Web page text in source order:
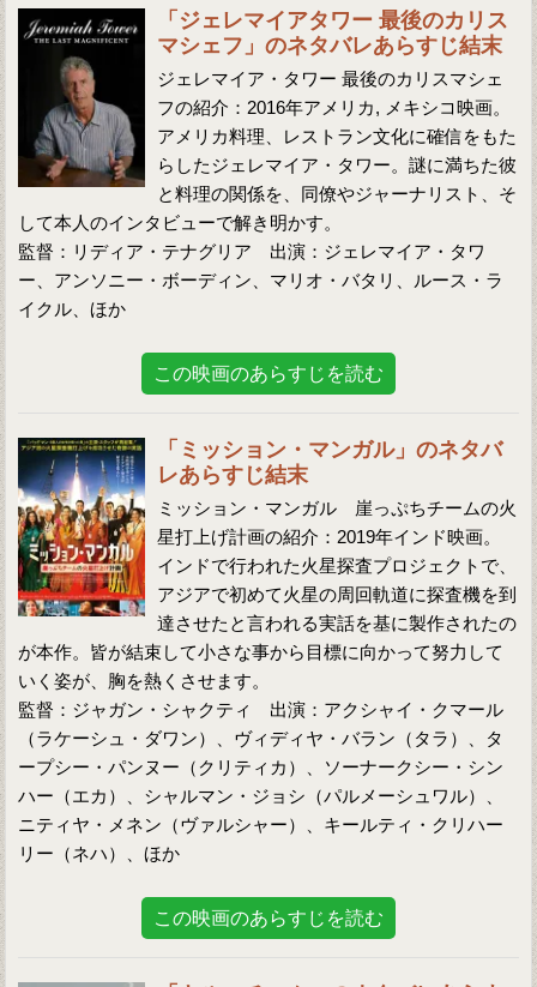
「ジェレマイアタワー 最後のカリス
マシェフ」のネタバレあらすじ結末
ジェレマイア・タワー 最後のカリスマシェ
フの紹介：2016年アメリカ, メキシコ映画。
アメリカ料理、レストラン文化に確信をもた
らしたジェレマイア・タワー。謎に満ちた彼
と料理の関係を、同僚やジャーナリスト、そ
して本人のインタビューで解き明かす。
監督：リディア・テナグリア 出演：ジェレマイア・タワ
ー、アンソニー・ボーディン、マリオ・バタリ、ルース・ラ
イクル、ほか
この映画のあらすじを読む
「ミッション・マンガル」のネタバ
レあらすじ結末
ミッション・マンガル 崖っぷちチームの火
星打上げ計画の紹介：2019年インド映画。
インドで行われた火星探査プロジェクトで、
アジアで初めて火星の周回軌道に探査機を到
達させたと言われる実話を基に製作されたの
が本作。皆が結束して小さな事から目標に向かって努力して
いく姿が、胸を熱くさせます。
監督：ジャガン・シャクティ 出演：アクシャイ・クマール
（ラケーシュ・ダワン）、ヴィディヤ・バラン（タラ）、タ
ープシー・パンヌー（クリティカ）、ソーナークシー・シン
ハー（エカ）、シャルマン・ジョシ（パルメーシュワル）、
ニティヤ・メネン（ヴァルシャー）、キールティ・クリハー
リー（ネハ）、ほか
この映画のあらすじを読む